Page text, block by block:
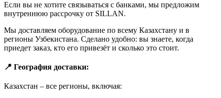
Если вы не хотите связываться с банками, мы предложим
внутреннюю рассрочку от SILLAN.
Мы доставляем оборудование по всему Казахстану и в
регионы Узбекистана. Сделано удобно: вы знаете, когда
приедет заказ, кто его привезёт и сколько это стоит.
📍 География доставки:
Казахстан – все регионы, включая: